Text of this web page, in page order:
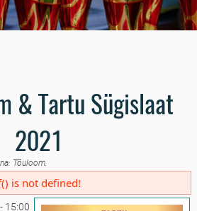
& Tartu Sügislaat
2021
Tõuloom.
is not defined!
15:00